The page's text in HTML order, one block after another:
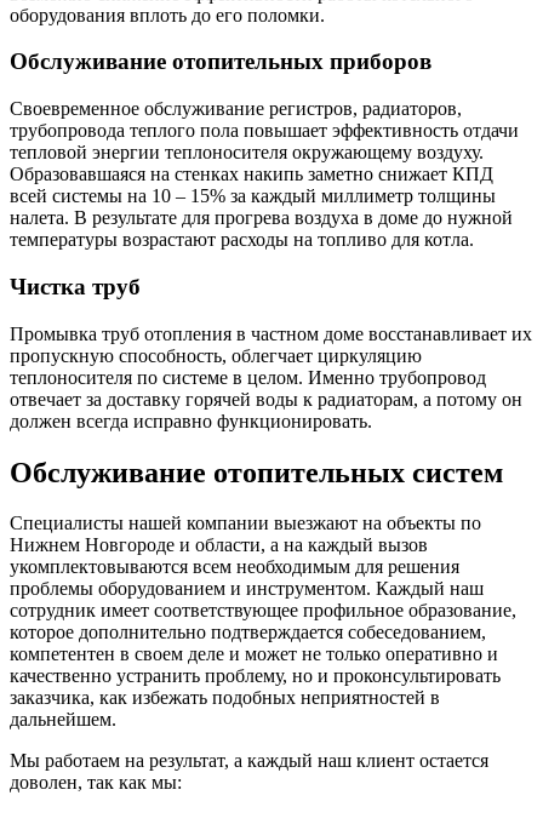
оборудования вплоть до его поломки.
Обслуживание отопительных приборов
Своевременное обслуживание регистров, радиаторов,
трубопровода теплого пола повышает эффективность отдачи
тепловой энергии теплоносителя окружающему воздуху.
Образовавшаяся на стенках накипь заметно снижает КПД
всей системы на 10 – 15% за каждый миллиметр толщины
налета. В результате для прогрева воздуха в доме до нужной
температуры возрастают расходы на топливо для котла.
Чистка труб
Промывка труб отопления в частном доме восстанавливает их
пропускную способность, облегчает циркуляцию
теплоносителя по системе в целом. Именно трубопровод
отвечает за доставку горячей воды к радиаторам, а потому он
должен всегда исправно функционировать.
Обслуживание отопительных систем
Специалисты нашей компании выезжают на объекты по
Нижнем Новгороде и области, а на каждый вызов
укомплектовываются всем необходимым для решения
проблемы оборудованием и инструментом. Каждый наш
сотрудник имеет соответствующее профильное образование,
которое дополнительно подтверждается собеседованием,
компетентен в своем деле и может не только оперативно и
качественно устранить проблему, но и проконсультировать
заказчика, как избежать подобных неприятностей в
дальнейшем.
Мы работаем на результат, а каждый наш клиент остается
доволен, так как мы: